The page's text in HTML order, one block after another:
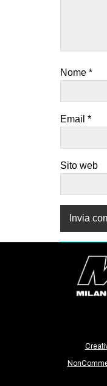
Nome *
Email *
Sito web